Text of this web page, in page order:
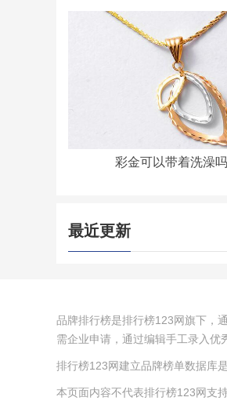
彩金可以带着洗澡吗
最近更新
品牌排行榜是排行榜123网旗下，
需企业申请，通过编辑手工录入优
排行榜123网建立品牌榜单数据库
本页面内容不代表排行榜123网支